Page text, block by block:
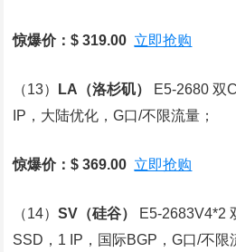
惊爆价：$ 319.00 立即抢购
（13） LA （洛杉矶）
E5-2680 双
IP，大陆优化，G口/不限流量；
惊爆价：$ 369.00 立即抢购
（14）SV （硅谷）
E5-2683V4*2
SSD，1 IP，国际BGP，G口/不限